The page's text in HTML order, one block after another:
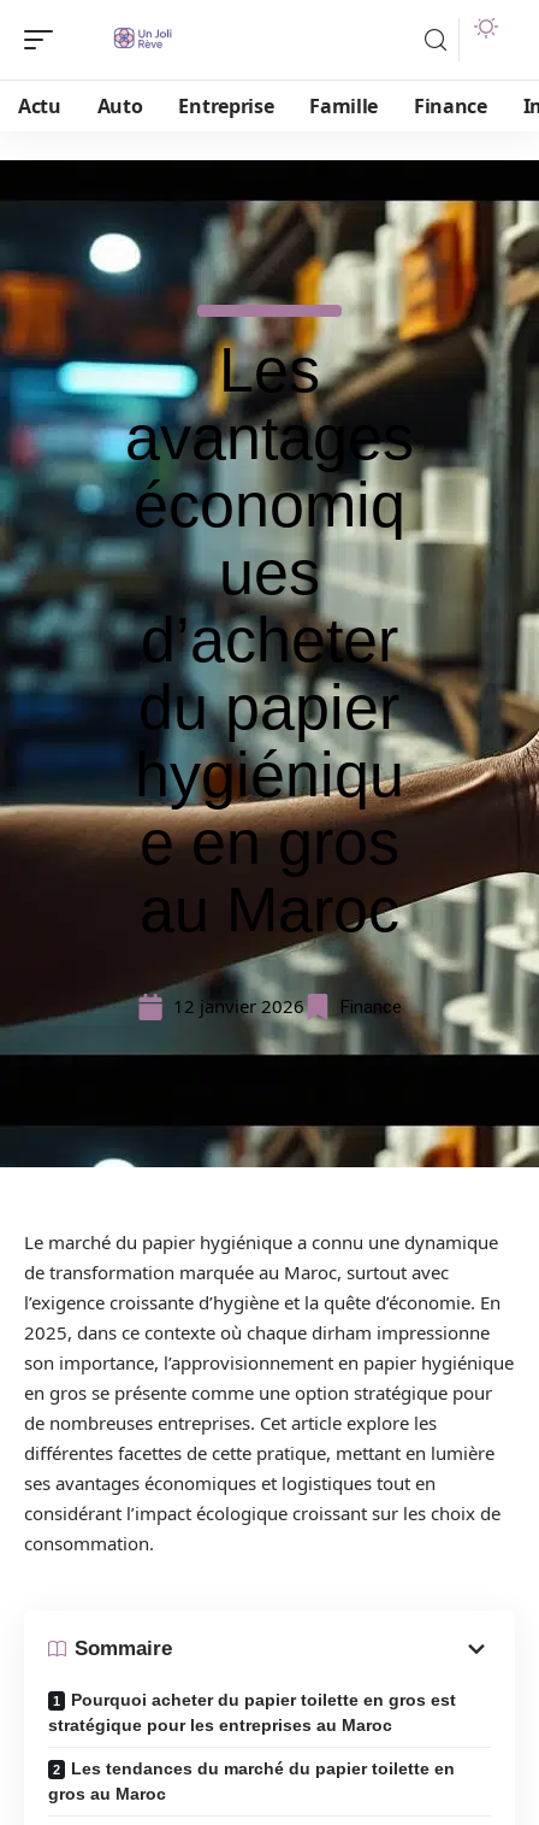
Actu Auto Entreprise Famille Finance
Les
avantages
économiq
ues
d’acheter
du papier
hygiéniqu
e en gros
au Maroc
12 janvier 2026 Finance
Le marché du papier hygiénique a connu une dynamique
de transformation marquée au Maroc, surtout avec
l’exigence croissante d’hygiène et la quête d’économie. En
2025, dans ce contexte où chaque dirham impressionne
son importance, l’approvisionnement en papier hygiénique
en gros se présente comme une option stratégique pour
de nombreuses entreprises. Cet article explore les
différentes facettes de cette pratique, mettant en lumière
ses avantages économiques et logistiques tout en
considérant l’impact écologique croissant sur les choix de
consommation.
Sommaire
Pourquoi acheter du papier toilette en gros est
stratégique pour les entreprises au Maroc
Les tendances du marché du papier toilette en
gros au Maroc